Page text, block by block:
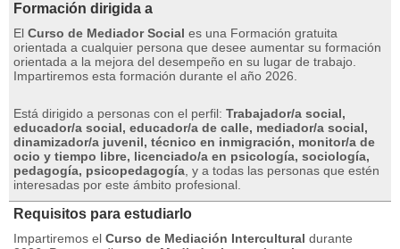
Formación dirigida a
El Curso de Mediador Social es una Formación gratuita
orientada a cualquier persona que desee aumentar su formación
orientada a la mejora del desempeño en su lugar de trabajo.
Impartiremos esta formación durante el año 2026.
Está dirigido a personas con el perfil: Trabajador/a social,
educador/a social, educador/a de calle, mediador/a social,
dinamizador/a juvenil, técnico en inmigración, monitor/a de
ocio y tiempo libre, licenciado/a en psicología, sociología,
pedagogía, psicopedagogía , y a todas las personas que estén
interesadas por este ámbito profesional.
Requisitos para estudiarlo
Impartiremos el Curso de Mediación Intercultural durante